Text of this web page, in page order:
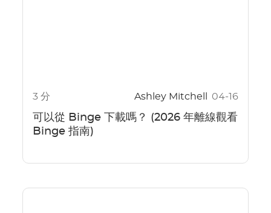
3 分 Ashley Mitchell 04-16
可以從 Binge 下載嗎？ (2026 年離線觀看
Binge 指南)